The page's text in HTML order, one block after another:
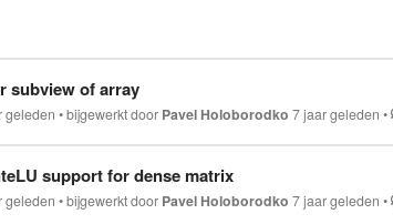
subview of array
geleden •bijgewerkt door Pavel Holoborodko 7 jaar geleden •
support for dense matrix
geleden •bijgewerkt door Pavel Holoborodko 7 jaar geleden •